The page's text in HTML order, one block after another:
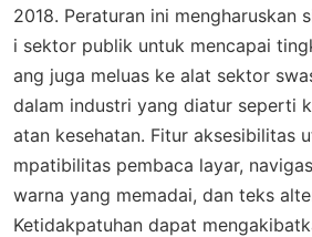
2018. Peraturan ini mengharuskan
i sektor publik untuk mencapai
ang juga meluas ke alat sektor
dalam industri yang diatur seperti
atan kesehatan. Fitur aksesibilitas
mpatibilitas pembaca layar,
warna yang memadai, dan teks
Ketidakpatuhan dapat